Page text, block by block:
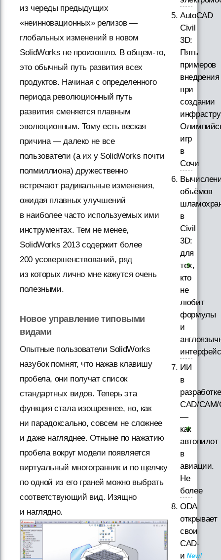
из череды предыдущих
«неинновационных» релизов —
глобальных изменений в новом
SolidWorks не произошло. В общем-то,
это обычный путь развития всех
продуктов. Начиная с определенного
периода революционный путь
развития сменяется плавным
эволюционным. Тому есть веская
причина — далеко не все
пользователи (а их у SolidWorks почти
полмиллиона) дружественно
встречают радикальные изменения,
ожидая плавных улучшений
в наиболее часто используемых ими
инструментах. Тем не менее,
SolidWorks 2013 содержит более
200 усовершенствований, ряд
из которых лично мне кажутся очень
полезными.
Новое управление типовыми
видами
Опытные пользователи SolidWorks
назубок помнят, что нажав клавишу
пробела, они получат список
стандартных видов. Теперь эта
функция стала изощреннее, но, как
ни парадоксально, совсем не сложнее
и даже нагляднее. Отныне по нажатию
пробела вокруг модели появляется
виртуальный многогранник и по щелчку
по одной из его граней можно выбрать
соответствующий вид. Изящно
и наглядно.
AutoCAD
Civil
3D:
Пять
примеров
внедрения
при
создании
игр
в
Сочи
объёмов
в
Civil
3D:
для
тех,
кто
не
любит
формулы
и
ИИ
в
разработке
CAD/
—
как
автопилот
в
авиации.
Не
более
ODA
открывает
свои
CAD-
и